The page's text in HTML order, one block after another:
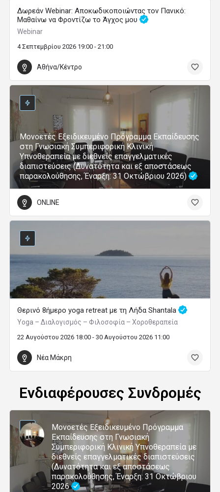
Δωρεάν Webinar: Αποκωδικοποιώντας τον Πανικό:
Μαθαίνω να Φροντίζω το Άγχος μου
Webinar
4 Σεπτεμβρίου 2026 19:00 - 21:00
Αθήνα/Κέντρο
Μονοετές Εξειδικευμένο Πρόγραμμα Εκπαίδευσης
στη Γνωσιακή Συμπεριφορική Κλινική
Υπνοθεραπεία με διεθνείς επαγγελματικές
διαπιστεύσεις (Δυνατότητα και εξ αποστάσεως
παρακολούθησης, Έναρξη: 31 Οκτώβριου 2026)
ONLINE
Θερινό 8ήμερο yoga retreat με τη Λήδα Shantala
Yoga – Διαλογισμός – Φιλοσοφία – Χοροθεραπεία
22 Αυγούστου 2026 18:00 - 30 Αυγούστου 2026 11:00
Νέα Μάκρη
Ενδιαφέρουσες Συνδρομές
Μονοετές Εξειδικευμένο Πρόγραμμα
Εκπαίδευσης στη Γνωσιακή
Συμπεριφορική Κλινική Υπνοθεραπεία με
διεθνείς επαγγελματικές διαπιστεύσεις
(Δυνατότητα και εξ αποστάσεως
παρακολούθησης, Έναρξη: 31 Οκτώβριου
2026